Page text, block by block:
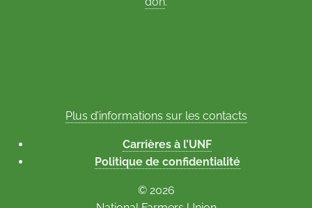
Plus d’informations sur les contacts
Carrières à l’UNF
Politique de confidentialité
© 2026